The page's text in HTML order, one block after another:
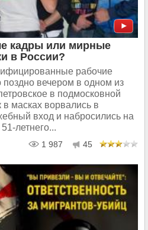
кадры или мирные
в России?
рабочие
вечером в одном из
в подмосковной
в масках ворвались в
вход и набросились на
летнего...
1 987 45